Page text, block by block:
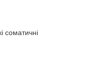
соматичні